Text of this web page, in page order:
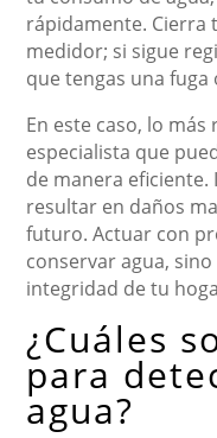
rápidamente. Cierra
medidor; si sigue
que tengas una fuga
En este caso, lo
especialista que
de manera
resultar en daños
futuro. Actuar con
conservar agua,
integridad de tu
¿Cuáles
para
agua?